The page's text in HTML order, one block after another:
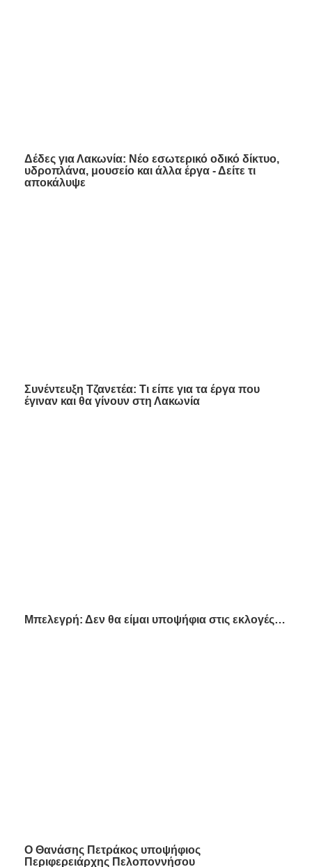
Δέδες για Λακωνία: Νέο εσωτερικό οδικό δίκτυο,
υδροπλάνα, μουσείο και άλλα έργα - Δείτε τι
αποκάλυψε
Συνέντευξη Τζανετέα: Τι είπε για τα έργα που
έγιναν και θα γίνουν στη Λακωνία
Μπελεγρή: Δεν θα είμαι υποψήφια στις εκλογές…
Ο Θανάσης Πετράκος υποψήφιος
Περιφερειάρχης Πελοποννήσου